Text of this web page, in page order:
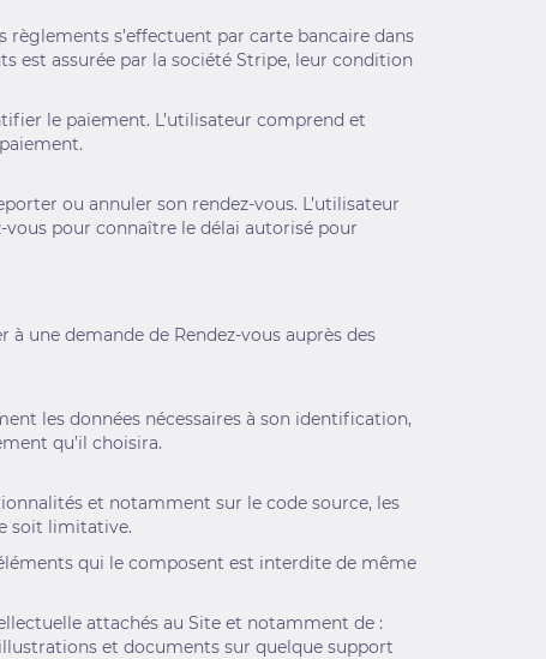
s’effectuent par carte bancaire dans
est assurée par la société Stripe, leur condition
le paiement. L’utilisateur comprend et
ou annuler son rendez-vous. L’utilisateur
vous pour connaître le délai autorisé pour
une demande de Rendez-vous auprès des
les données nécessaires à son identification,
qu’il choisira.
et notamment sur le code source, les
soit limitative.
qui le composent est interdite de même
attachés au Site et notamment de :
et documents sur quelque support